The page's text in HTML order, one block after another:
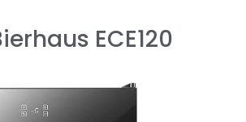
ECE120